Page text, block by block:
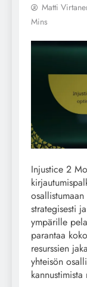
Matti
Mins
Injustice 2
strategisesti
ympärille
parantaa
resurssien
yhteisön